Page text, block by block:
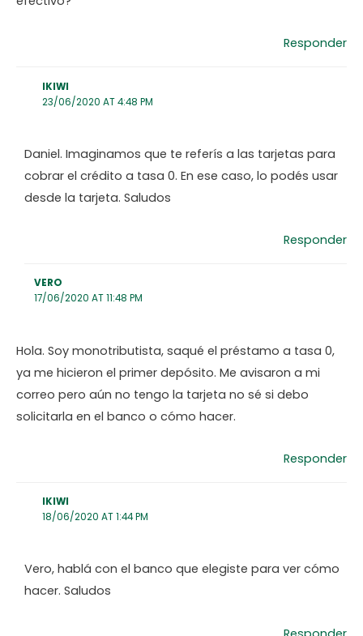
Responder
IKIWI
23/06/2020 AT 4:48 PM
Daniel. Imaginamos que te referís a las tarjetas para
cobrar el crédito a tasa 0. En ese caso, lo podés usar
desde la tarjeta. Saludos
Responder
VERO
17/06/2020 AT 11:48 PM
Hola. Soy monotributista, saqué el préstamo a tasa 0,
ya me hicieron el primer depósito. Me avisaron a mi
correo pero aún no tengo la tarjeta no sé si debo
solicitarla en el banco o cómo hacer.
Responder
IKIWI
18/06/2020 AT 1:44 PM
Vero, hablá con el banco que elegiste para ver cómo
hacer. Saludos